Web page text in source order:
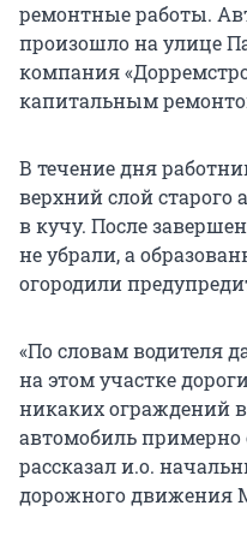
ремонтные работы.
произошло на улице
компания
капитальным
В течение дня
верхний слой старого
в кучу. После
не убрали, а
огородили
«По словам водителя
на этом участке
никаких ограждений
автомобиль примерно
рассказал и.о.
дорожного движения